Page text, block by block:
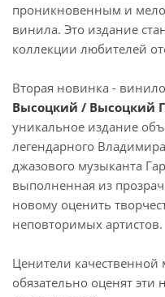
проникновенным и
винила. Это издание
коллекции любителей
Вторая новинка -
Высоцкий / Высоцкий
уникальное издание
легендарного
джазового музыканта
выполненная из
новому оценить
неповторимых артистов.
Ценители
обязательно оценят